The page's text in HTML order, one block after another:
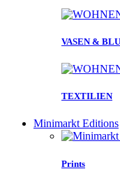
VASEN &
TEXTILIEN
Minimarkt Editions
Prints